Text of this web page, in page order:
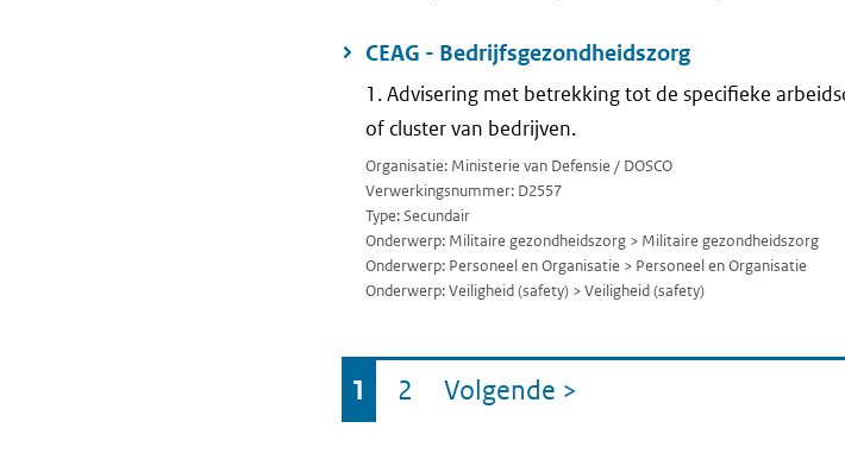
CEAG - Bedrijfsgezondheidszorg
1. Advisering met betrekking tot de specifieke
of cluster van bedrijven.
Organisatie: Ministerie van Defensie / DOSCO
Verwerkingsnummer: D2557
Type: Secundair
Onderwerp: Militaire gezondheidszorg > Militaire gezondheidszorg
Onderwerp: Personeel en Organisatie > Personeel en Organisatie
Onderwerp: Veiligheid (safety) > Veiligheid (safety)
Ga
naar
Pagina
1 Pagina
2 Volgende pagina
>